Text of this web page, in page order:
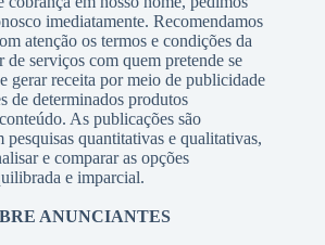
imediatamente. Recomendamos
atenção os termos e condições da
de serviços com quem pretende se
gerar receita por meio de publicidade
de determinados produtos
As publicações são
pesquisas quantitativas e qualitativas,
e comparar as opções
e imparcial.
ANUNCIANTES